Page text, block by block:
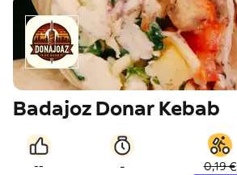
Badajoz Donar Kebab
-- - 0,19 €